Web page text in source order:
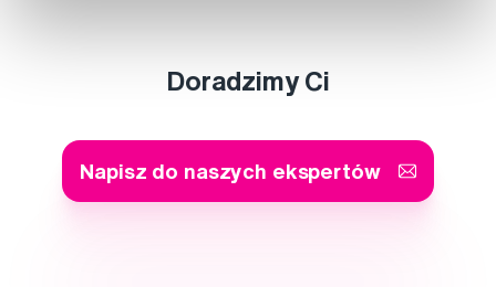
Doradzimy Ci
Napisz do naszych ekspertów